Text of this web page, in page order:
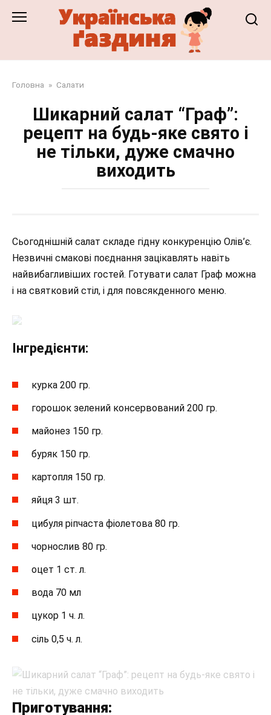
Головна » Салати
Шикарний салат “Граф”:
рецепт на будь-яке свято і
не тільки, дуже смачно
виходить
Сьогоднішній салат складе гідну конкуренцію Олів’є.
Незвичні смакові поєднання зацікавлять навіть
найвибагливіших гостей. Готувати салат Граф можна
і на святковий стіл, і для повсякденного меню.
Інгредієнти:
курка 200 гр.
горошок зелений консервований 200 гр.
майонез 150 гр.
буряк 150 гр.
картопля 150 гр.
яйця 3 шт.
цибуля ріпчаста фіолетова 80 гр.
чорнослив 80 гр.
оцет 1 ст. л.
вода 70 мл
цукор 1 ч. л.
сіль 0,5 ч. л.
Приготування: